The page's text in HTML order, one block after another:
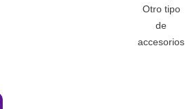
Otro tipo
de
accesorios